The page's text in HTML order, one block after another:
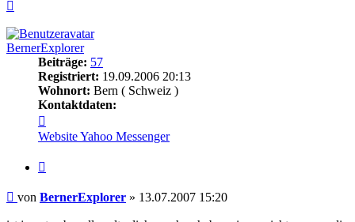
BernerExplorer
Beiträge: 57
Registriert: 19.09.2006 20:13
Wohnort: Bern ( Schweiz )
Kontaktdaten:
von
BernerExplorer
WebsiteYahoo Messenger
Beitrag
von BernerExplorer » 13.07.2007 15:20